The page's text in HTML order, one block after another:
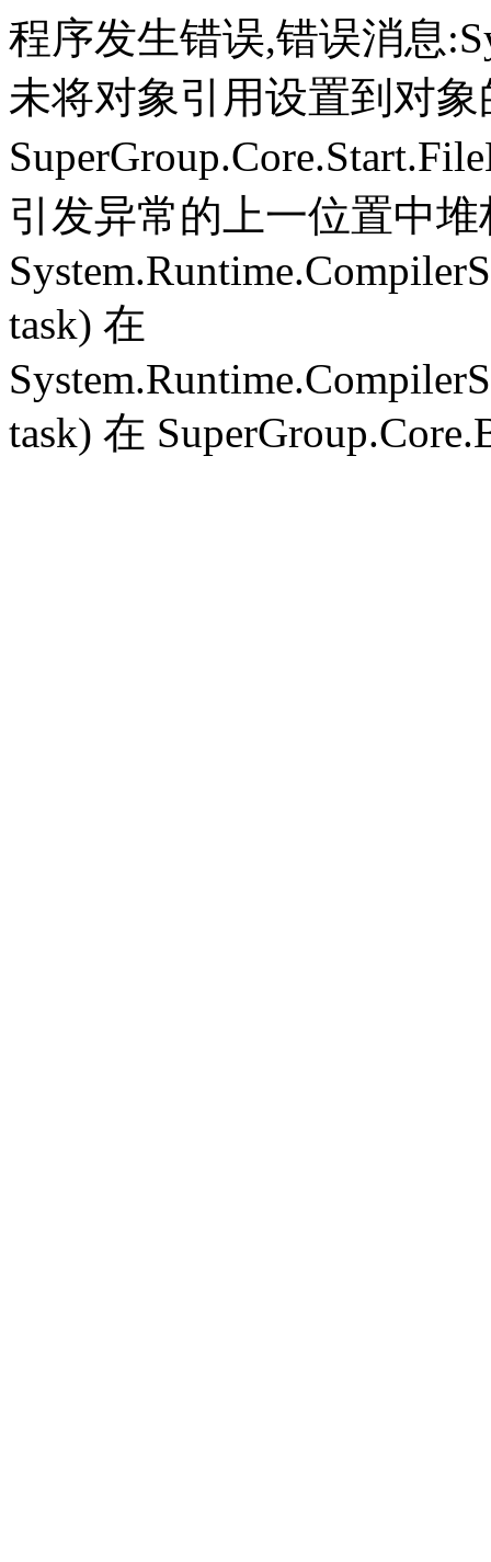
程序发生错误,错误消息
未将对象引用设置到对
引发异常的上一位置中
task) 在
task) 在